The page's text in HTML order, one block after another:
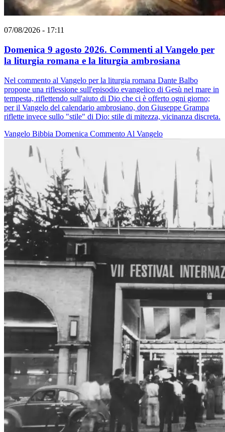
07/08/2026 - 17:11
Domenica 9 agosto 2026. Commenti al Vangelo per
la liturgia romana e la liturgia ambrosiana
Nel commento al Vangelo per la liturgia romana Dante Balbo
propone una riflessione sull'episodio evangelico di Gesù nel mare in
tempesta, riflettendo sull'aiuto di Dio che ci è offerto ogni giorno;
per il Vangelo del calendario ambrosiano, don Giuseppe Grampa
riflette invece sullo "stile" di Dio: stile di mitezza, vicinanza discreta.
Vangelo Bibbia Domenica Commento Al Vangelo